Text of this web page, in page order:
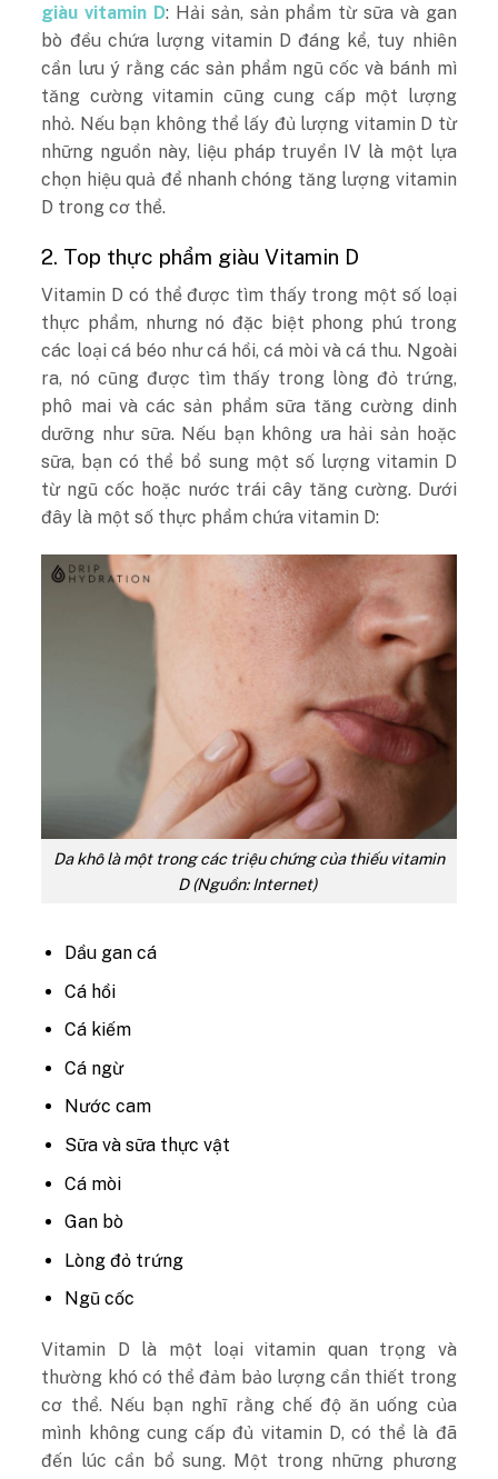
giàu vitamin D: Hải sản, sản phẩm từ sữa và gan
bò đều chứa lượng vitamin D đáng kể, tuy nhiên
cần lưu ý rằng các sản phẩm ngũ cốc và bánh mì
tăng cường vitamin cũng cung cấp một lượng
nhỏ. Nếu bạn không thể lấy đủ lượng vitamin D từ
những nguồn này, liệu pháp truyền IV là một lựa
chọn hiệu quả để nhanh chóng tăng lượng vitamin
D trong cơ thể.
2. Top thực phẩm giàu Vitamin D
Vitamin D có thể được tìm thấy trong một số loại
thực phẩm, nhưng nó đặc biệt phong phú trong
các loại cá béo như cá hồi, cá mòi và cá thu. Ngoài
ra, nó cũng được tìm thấy trong lòng đỏ trứng,
phô mai và các sản phẩm sữa tăng cường dinh
dưỡng như sữa. Nếu bạn không ưa hải sản hoặc
sữa, bạn có thể bổ sung một số lượng vitamin D
từ ngũ cốc hoặc nước trái cây tăng cường. Dưới
đây là một số thực phẩm chứa vitamin D:
Da khô là một trong các triệu chứng của thiếu vitamin
D (Nguồn: Internet)
Dầu gan cá
Cá hồi
Cá kiếm
Cá ngừ
Nước cam
Sữa và sữa thực vật
Cá mòi
Gan bò
Lòng đỏ trứng
Ngũ cốc
Vitamin D là một loại vitamin quan trọng và
thường khó có thể đảm bảo lượng cần thiết trong
cơ thể. Nếu bạn nghĩ rằng chế độ ăn uống của
mình không cung cấp đủ vitamin D, có thể là đã
đến lúc cần bổ sung. Một trong những phương